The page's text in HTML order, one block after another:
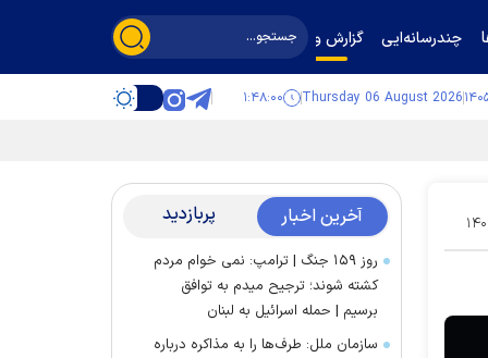
چندرسانه‌ایی گزارش و گفت‌وگو
Thursday 06 August 2026 ۱:۴۸:۰۱
۱۶ آخرین اخبار پربازدید
روز ۱۵۹ جنگ | ترامپ: نمی خوام مردم
کشته شوند؛ ترجیح میدم به توافق
برسیم | حمله اسرائیل به لبنان
سازمان ملل: طرف‌ها را به مذاکره درباره